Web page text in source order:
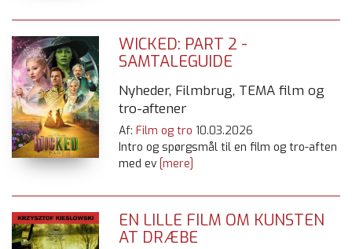
WICKED: PART 2 -
SAMTALEGUIDE
Nyheder, Filmbrug, TEMA film og
tro-aftener
Af: Film og tro 10.03.2026
Intro og spørgsmål til en film og tro-aften
med ev [mere]
EN LILLE FILM OM KUNSTEN
AT DRÆBE